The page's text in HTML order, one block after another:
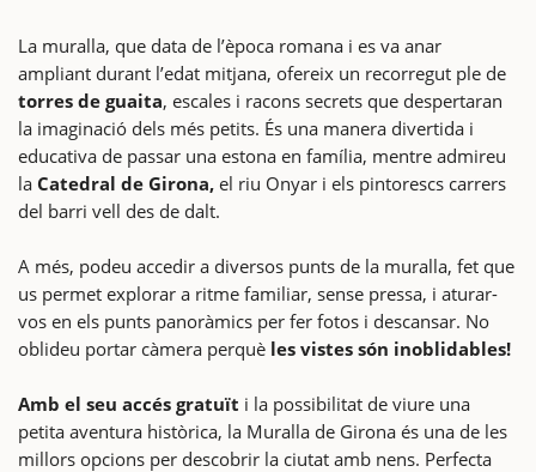
La muralla, que data de l’època romana i es va anar
ampliant durant l’edat mitjana, ofereix un recorregut ple de
torres de guaita, escales i racons secrets que despertaran
la imaginació dels més petits. És una manera divertida i
educativa de passar una estona en família, mentre admireu
la Catedral de Girona, el riu Onyar i els pintorescs carrers
del barri vell des de dalt.
A més, podeu accedir a diversos punts de la muralla, fet que
us permet explorar a ritme familiar, sense pressa, i aturar-
vos en els punts panoràmics per fer fotos i descansar. No
oblideu portar càmera perquè les vistes són inoblidables!
Amb el seu accés gratuït i la possibilitat de viure una
petita aventura històrica, la Muralla de Girona és una de les
millors opcions per descobrir la ciutat amb nens. Perfecta